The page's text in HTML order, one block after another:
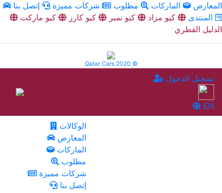
المعارض الماركات مطلوب شركات مميزة
إتصل بنا
المنتدى
كيو مزاد كيو نمبر كيو كارز
كيو ماركت
الدليل القطري
Qatar Cars 2020 ©
تسجيل الدخول
EN
الوكالات
المعارض
الماركات
مطلوب
شركات مميزة
إتصل بنا